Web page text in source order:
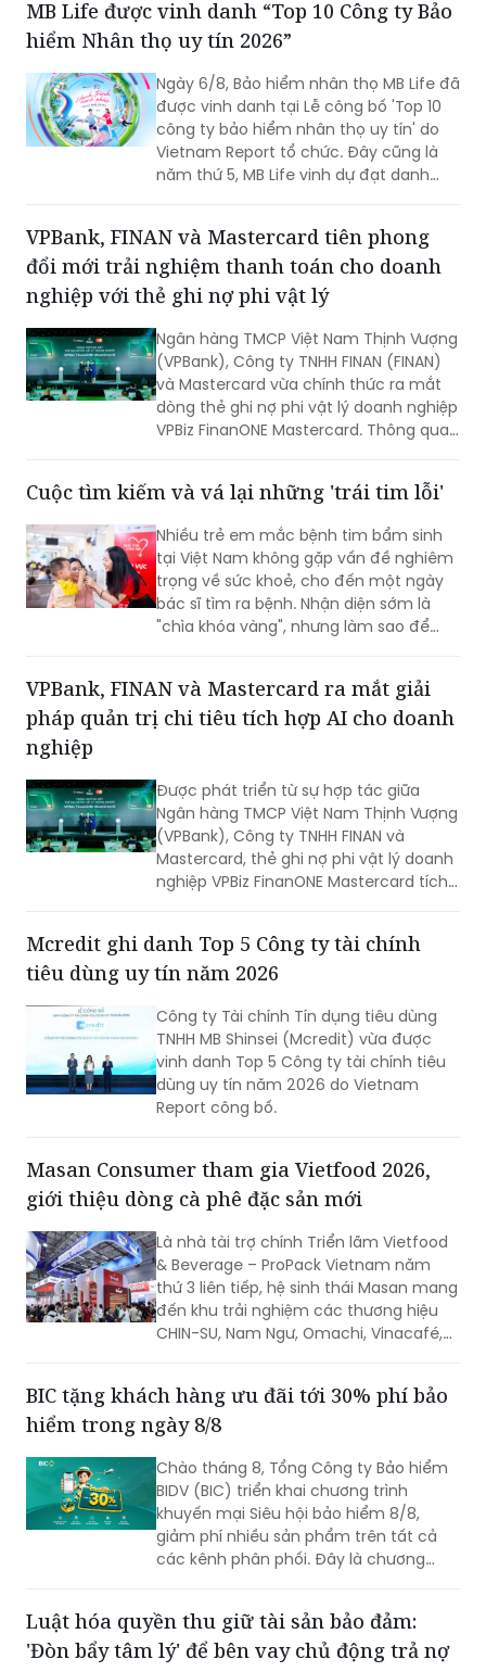
MB Life được vinh danh “Top 10 Công ty Bảo
hiểm Nhân thọ uy tín 2026”
Ngày 6/8, Bảo hiểm nhân thọ MB Life đã
được vinh danh tại Lễ công bố 'Top 10
công ty bảo hiểm nhân thọ uy tín' do
Vietnam Report tổ chức. Đây cũng là
năm thứ 5, MB Life vinh dự đạt danh
chỉ đặt sự tín nhiệm lên hàng đầu suốt
một thập kỷ.
VPBank, FINAN và Mastercard tiên phong
đổi mới trải nghiệm thanh toán cho doanh
nghiệp với thẻ ghi nợ phi vật lý
Ngân hàng TMCP Việt Nam Thịnh Vượng
(VPBank), Công ty TNHH FINAN (FINAN)
và Mastercard vừa chính thức ra mắt
dòng thẻ ghi nợ phi vật lý doanh nghiệp
VPBiz FinanONE Mastercard. Thông qua
hiện đại, nơi doanh nghiệp có thể chủ
tiền và nâng cao hiệu quả vận hành
ngay từ những giao dịch hàng ngày.
Cuộc tìm kiếm và vá lại những 'trái tim lỗi'
Nhiều trẻ em mắc bệnh tim bẩm sinh
tại Việt Nam không gặp vấn đề nghiêm
trọng về sức khoẻ, cho đến một ngày
bác sĩ tìm ra bệnh. Nhận diện sớm là
"chìa khóa vàng", nhưng làm sao để
nơi điều kiện y tế còn thiếu thốn?
VPBank, FINAN và Mastercard ra mắt giải
pháp quản trị chi tiêu tích hợp AI cho doanh
nghiệp
Được phát triển từ sự hợp tác giữa
Ngân hàng TMCP Việt Nam Thịnh Vượng
(VPBank), Công ty TNHH FINAN và
Mastercard, thẻ ghi nợ phi vật lý doanh
nghiệp VPBiz FinanONE Mastercard tích
doanh nghiệp rút ngắn quy trình phê
duyệt chi tiêu, trao quyền chủ động
chặt chẽ ngân sách và dòng tiền theo
thời gian thực.
Mcredit ghi danh Top 5 Công ty tài chính
tiêu dùng uy tín năm 2026
Công ty Tài chính Tín dụng tiêu dùng
TNHH MB Shinsei (Mcredit) vừa được
vinh danh Top 5 Công ty tài chính tiêu
dùng uy tín năm 2026 do Vietnam
Report công bố.
Masan Consumer tham gia Vietfood 2026,
giới thiệu dòng cà phê đặc sản mới
Là nhà tài trợ chính Triển lãm Vietfood
& Beverage – ProPack Vietnam năm
thứ 3 liên tiếp, hệ sinh thái Masan mang
đến khu trải nghiệm các thương hiệu
CHIN-SU, Nam Ngư, Omachi, Vinacafé,
hiện tại triển lãm. Sự kiện diễn ra từ
ngày 6-8/8/2026, tại Trung tâm Hội
BIC tặng khách hàng ưu đãi tới 30% phí bảo
hiểm trong ngày 8/8
Chào tháng 8, Tổng Công ty Bảo hiểm
BIDV (BIC) triển khai chương trình
khuyến mại Siêu hội bảo hiểm 8/8,
giảm phí nhiều sản phẩm trên tất cả
các kênh phân phối. Đây là chương
Luật hóa quyền thu giữ tài sản bảo đảm:
'Đòn bẩy tâm lý' để bên vay chủ động trả nợ